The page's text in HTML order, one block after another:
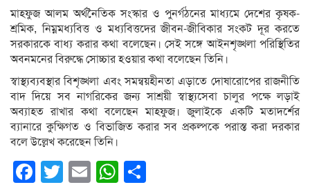
মাহফুজ আলম অর্থনৈতিক সংস্কার ও পুনর্গঠনের মাধ্যমে দেশের কৃষক-
শ্রমিক, নিম্নমধ্যবিত্ত ও মধ্যবিত্তদের জীবন-জীবিকার সংকট দূর করতে
সরকারকে বাধ্য করার কথা বলেছেন। সেই সঙ্গে আইনশৃঙ্খলা পরিস্থিতির
অবনমনের বিরুদ্ধে সোচ্চার হওয়ার কথা বলেছেন তিনি।
স্বাস্থ্যব্যবস্থার বিশৃঙ্খলা এবং সমন্বয়হীনতা এড়াতে দোষারোপের রাজনীতি
বাদ দিয়ে সব নাগরিকের জন্য সাশ্রয়ী স্বাস্থ্যসেবা চালুর পক্ষে লড়াই
অব্যাহত রাখার কথা বলেছেন মাহফুজ। জুলাইকে একটি মতাদর্শের
ব্যানারে কুক্ষিগত ও বিভাজিত করার সব প্রকল্পকে পরাস্ত করা দরকার
বলে উল্লেখ করেছেন তিনি।
Facebook
Twitter
EmailWhatsApp